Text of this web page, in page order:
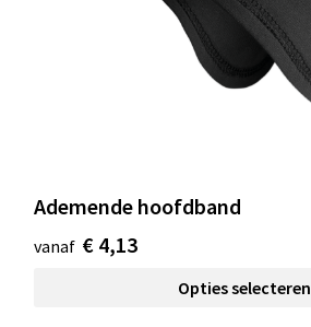
Ademende hoofdband
vanaf € 4,13
Opties selecteren